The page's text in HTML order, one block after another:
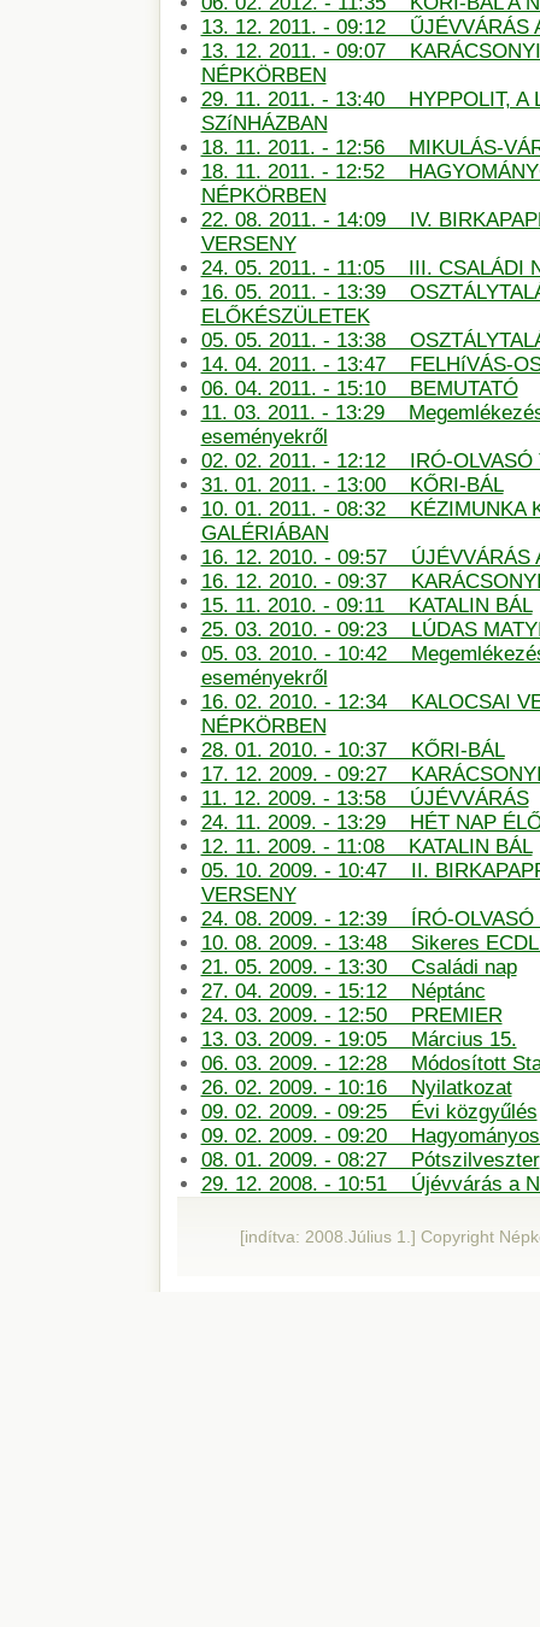
13. 12. 2011. - 09:12 ŰJÉVVÁRÁS
13. 12. 2011. - 09:07
NÉPKÖRBEN
29. 11. 2011. - 13:40 HYPPOLIT, A
SZíNHÁZBAN
18. 11. 2011. - 12:56 MIKULÁS-
18. 11. 2011. - 12:52
NÉPKÖRBEN
22. 08. 2011. - 14:09 IV.
VERSENY
24. 05. 2011. - 11:05 III. CSALÁDI
16. 05. 2011. - 13:39
ELŐKÉSZÜLETEK
05. 05. 2011. - 13:38
14. 04. 2011. - 13:47 FELHíVÁS-
06. 04. 2011. - 15:10 BEMUTATÓ
11. 03. 2011. - 13:29
eseményekről
02. 02. 2011. - 12:12 IRÓ-OLVASÓ
31. 01. 2011. - 13:00 KŐRI-BÁL
10. 01. 2011. - 08:32 KÉZIMUNKA
GALÉRIÁBAN
16. 12. 2010. - 09:57 ÚJÉVVÁRÁS
16. 12. 2010. - 09:37
15. 11. 2010. - 09:11 KATALIN BÁL
25. 03. 2010. - 09:23 LÚDAS
05. 03. 2010. - 10:42
eseményekről
16. 02. 2010. - 12:34 KALOCSAI
NÉPKÖRBEN
28. 01. 2010. - 10:37 KŐRI-BÁL
17. 12. 2009. - 09:27
11. 12. 2009. - 13:58 ÚJÉVVÁRÁS
24. 11. 2009. - 13:29 HÉT NAP
12. 11. 2009. - 11:08 KATALIN BÁL
05. 10. 2009. - 10:47 II.
VERSENY
24. 08. 2009. - 12:39 ÍRÓ-OLVASÓ
10. 08. 2009. - 13:48 Sikeres ECDL
21. 05. 2009. - 13:30 Családi nap
27. 04. 2009. - 15:12 Néptánc
24. 03. 2009. - 12:50 PREMIER
13. 03. 2009. - 19:05 Március 15.
06. 03. 2009. - 12:28 Módosított
26. 02. 2009. - 10:16 Nyilatkozat
09. 02. 2009. - 09:25 Évi közgyűlés
09. 02. 2009. - 09:20
08. 01. 2009. - 08:27 Pótszilveszter
29. 12. 2008. - 10:51 Újévvárás a
[indítva: 2008.Július 1.] Copyright